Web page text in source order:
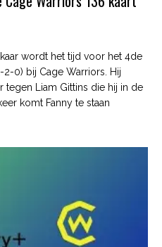
wordt het tijd voor het 4de
2-0) bij Cage Warriors. Hij
tegen Liam Gittins die hij in de
komt Fanny te staan